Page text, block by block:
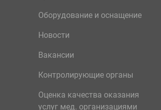
Оборудование и оснащение
Новости
Вакансии
Контролирующие органы
Оценка качества оказания
услуг мед. организациями